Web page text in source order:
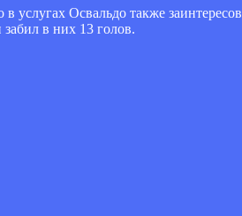
в услугах Освальдо также
в них 13 голов.